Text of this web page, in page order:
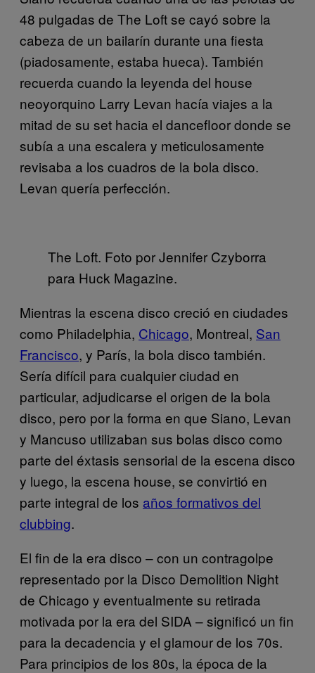
48 pulgadas de The Loft se cayó sobre la
cabeza de un bailarín durante una fiesta
(piadosamente, estaba hueca). También
recuerda cuando la leyenda del house
neoyorquino Larry Levan hacía viajes a la
mitad de su set hacia el dancefloor donde se
subía a una escalera y meticulosamente
revisaba a los cuadros de la bola disco.
Levan quería perfección.
The Loft. Foto por Jennifer Czyborra
para Huck Magazine.
Mientras la escena disco creció en ciudades
como Philadelphia, Chicago, Montreal, San
Francisco, y París, la bola disco también.
Sería difícil para cualquier ciudad en
particular, adjudicarse el origen de la bola
disco, pero por la forma en que Siano, Levan
y Mancuso utilizaban sus bolas disco como
parte del éxtasis sensorial de la escena disco
y luego, la escena house, se convirtió en
parte integral de los años formativos del
clubbing.
El fin de la era disco – con un contragolpe
representado por la Disco Demolition Night
de Chicago y eventualmente su retirada
motivada por la era del SIDA – significó un fin
para la decadencia y el glamour de los 70s.
Para principios de los 80s, la época de la